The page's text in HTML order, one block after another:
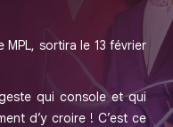
sortira le 13 février
qui console et qui
d’y croire ! C’est ce